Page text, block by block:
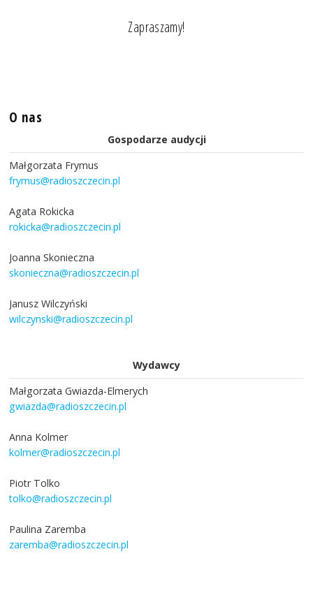
Zapraszamy!
O nas
Gospodarze audycji
Małgorzata Frymus
frymus@radioszczecin.pl
Agata Rokicka
rokicka@radioszczecin.pl
Joanna Skonieczna
skonieczna@radioszczecin.pl
Janusz Wilczyński
wilczynski@radioszczecin.pl
Wydawcy
Małgorzata Gwiazda-Elmerych
gwiazda@radioszczecin.pl
Anna Kolmer
kolmer@radioszczecin.pl
Piotr Tolko
tolko@radioszczecin.pl
Paulina Zaremba
zaremba@radioszczecin.pl